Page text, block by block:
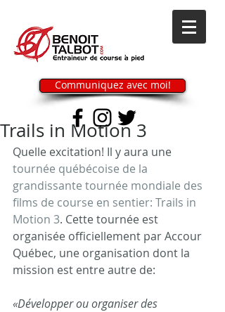
Communiquez avec moi!
Trails in Motion 3
Quelle excitation! Il y aura une
tournée québécoise de la
grandissante tournée mondiale des
films de course en sentier: Trails in
Motion 3. Cette tournée est
organisée officiellement par Accour
Québec, une organisation dont la
mission est entre autre de:
«Développer ou organiser des